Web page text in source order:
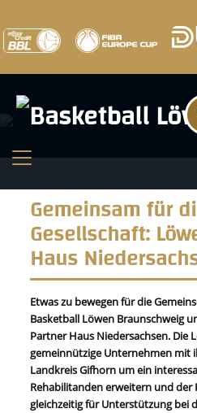
Gemeinsam für
Gesellschaft:
Haus
Etwas zu bewegen für die
Basketball Löwen Braunschweig
Partner Haus Niedersachsen. Die
gemeinnützige Unternehmen mit
Landkreis Gifhorn um ein
Rehabilitanden erweitern und der
gleichzeitig für Unterstützung bei